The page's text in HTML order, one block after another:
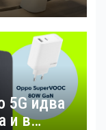
5G идва
и в